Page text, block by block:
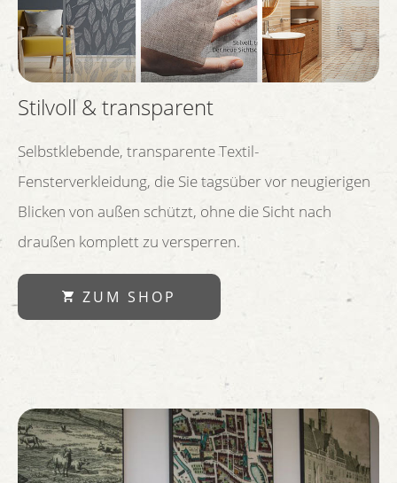
Stilvoll & transparent
Selbstklebende, transparente Textil-
Fensterverkleidung, die Sie tagsüber vor neugierigen
Blicken von außen schützt, ohne die Sicht nach
draußen komplett zu versperren.
ZUM SHOP